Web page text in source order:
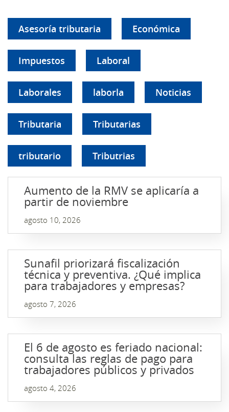
Asesoría tributaria Económica
Impuestos Laboral
Laborales laborla Noticias
Tributaria Tributarias
tributario Tributrias
Aumento de la RMV se aplicaría a
partir de noviembre
agosto 10, 2026
Sunafil priorizará fiscalización
técnica y preventiva. ¿Qué implica
para trabajadores y empresas?
agosto 7, 2026
El 6 de agosto es feriado nacional:
consulta las reglas de pago para
trabajadores públicos y privados
agosto 4, 2026